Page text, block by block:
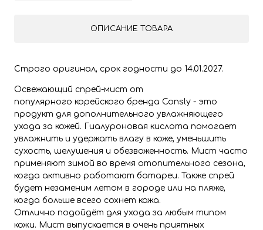
ОПИСАНИЕ ТОВАРА
Строго оригинал, срок годности до 14.01.2027.
Освежающий спрей-мист от
популярного корейского бренда Consly - это
продукт для дополнительного увлажняющего
ухода за кожей. Гиалуроновая кислота помогает
увлажнить и удержать влагу в коже, уменьшить
сухость, шелушения и обезвоженность. Мист часто
применяют зимой во время отопительного сезона,
когда активно работают батареи. Также спрей
будет незаменим летом в городе или на пляже,
когда больше всего сохнет кожа.
Отлично подойдёт для ухода за любым типом
кожи. Мист выпускается в очень приятных